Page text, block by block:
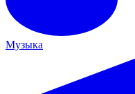
Музыка